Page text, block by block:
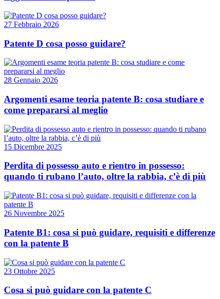
27 Febbraio 2026
Patente D cosa posso guidare?
28 Gennaio 2026
Argomenti esame teoria patente B: cosa studiare e
come prepararsi al meglio
15 Dicembre 2025
Perdita di possesso auto e rientro in possesso:
quando ti rubano l’auto, oltre la rabbia, c’è di più
26 Novembre 2025
Patente B1: cosa si può guidare, requisiti e differenze
con la patente B
23 Ottobre 2025
Cosa si può guidare con la patente C